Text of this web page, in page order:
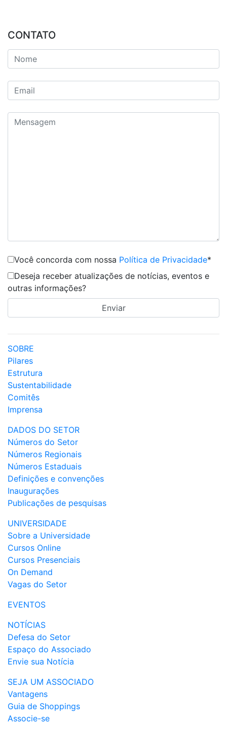
CONTATO
Você concorda com nossa Política de Privacidade*
Deseja receber atualizações de notícias, eventos e
outras informações?
SOBRE
Pilares
Estrutura
Sustentabilidade
Comitês
Imprensa
DADOS DO SETOR
Números do Setor
Números Regionais
Números Estaduais
Definições e convenções
Inaugurações
Publicações de pesquisas
UNIVERSIDADE
Sobre a Universidade
Cursos Online
Cursos Presenciais
On Demand
Vagas do Setor
EVENTOS
NOTÍCIAS
Defesa do Setor
Espaço do Associado
Envie sua Notícia
SEJA UM ASSOCIADO
Vantagens
Guia de Shoppings
Associe-se